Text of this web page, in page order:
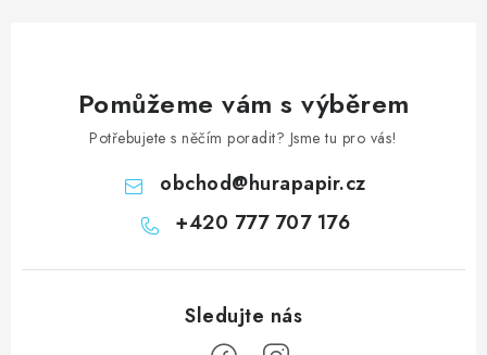
Pomůžeme vám s výběrem
Potřebujete s něčím poradit? Jsme tu pro vás!
obchod@hurapapir.cz
+420 777 707 176